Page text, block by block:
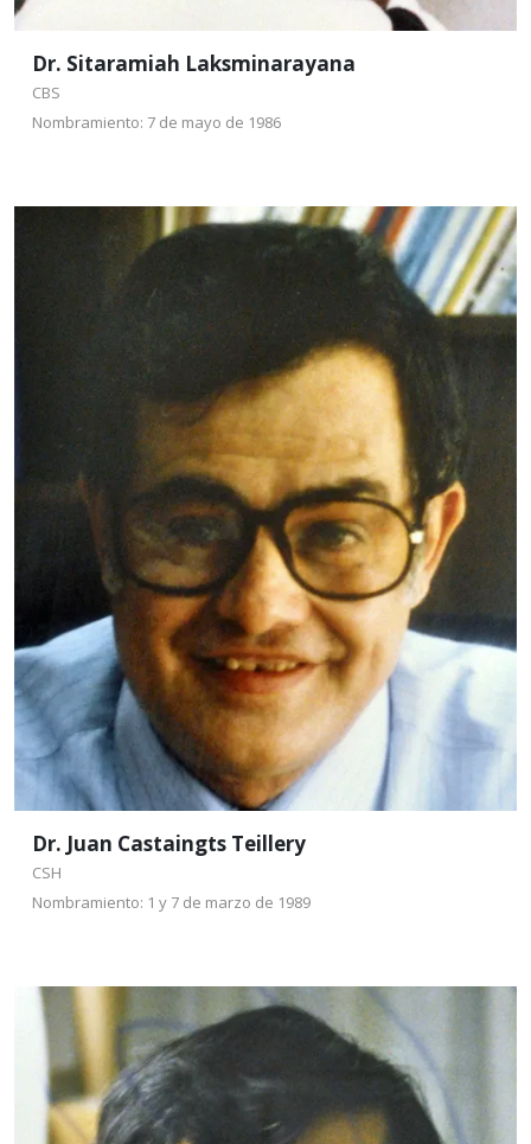
Dr. Sitaramiah Laksminarayana
CBS
Nombramiento: 7 de mayo de 1986
Dr. Juan Castaingts Teillery
CSH
Nombramiento: 1 y 7 de marzo de 1989
Dr. Juan Castaingts
Teillery
Nombramiento: 1 y 7 de
marzo de 1989
Nacido en Aguascalientes, México. Es Investigador
Titular en el Departamento de Economía y del
Doctorado en Antropología de la Universidad
Autónoma Metropolitana-Iztapalapa.
Leer más
Dr. Ernesto A.
Lacomba Zamora
Nombramiento: 18 de enero